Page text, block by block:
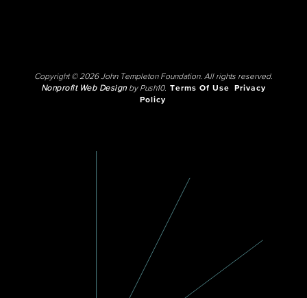
Copyright © 2026 John Templeton Foundation. All rights reserved.
Nonprofit Web Designby Push10. Terms Of Use
Privacy
Policy